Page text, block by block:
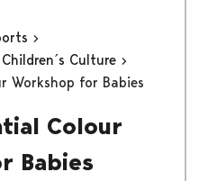
Culture
Workshop for Babies
Colour
Babies